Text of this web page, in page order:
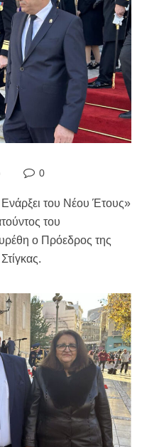
0
Ενάρξει του Νέου Έτους»
του
ο Πρόεδρος της